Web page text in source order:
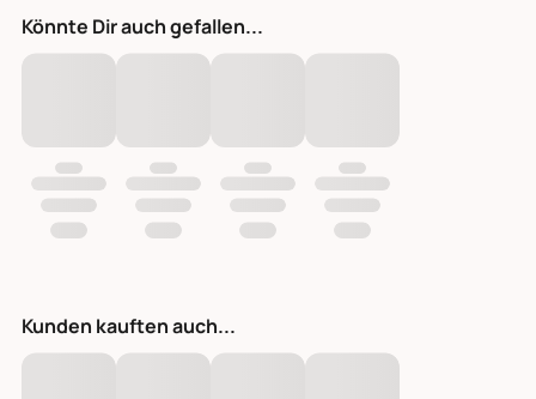
Könnte Dir auch gefallen...
Kunden kauften auch...